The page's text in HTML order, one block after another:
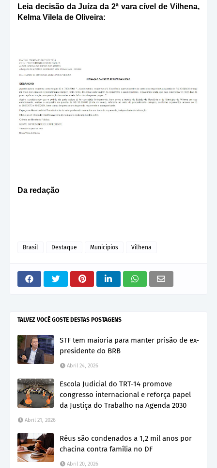
Leia decisão da Juíza da 2ª vara cível de Vilhena,
Kelma Vilela de Oliveira:
Da redação
Brasil Destaque Municipios Vilhena
TALVEZ VOCÊ GOSTE DESTAS POSTAGENS
STF tem maioria para manter prisão de ex-
presidente do BRB
Abril 24, 2026
Escola Judicial do TRT-14 promove
congresso internacional e reforça papel
da Justiça do Trabalho na Agenda 2030
Abril 21, 2026
Réus são condenados a 1,2 mil anos por
chacina contra família no DF
Abril 20, 2026